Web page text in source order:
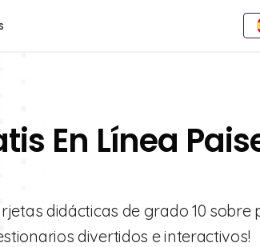
En Línea
didácticas de grado 10 sobre
divertidos e interactivos!